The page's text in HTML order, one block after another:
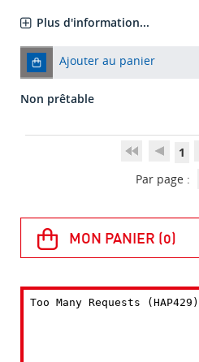
Plus d'information...
Ajouter au panier
Non prêtable
1
Par page :